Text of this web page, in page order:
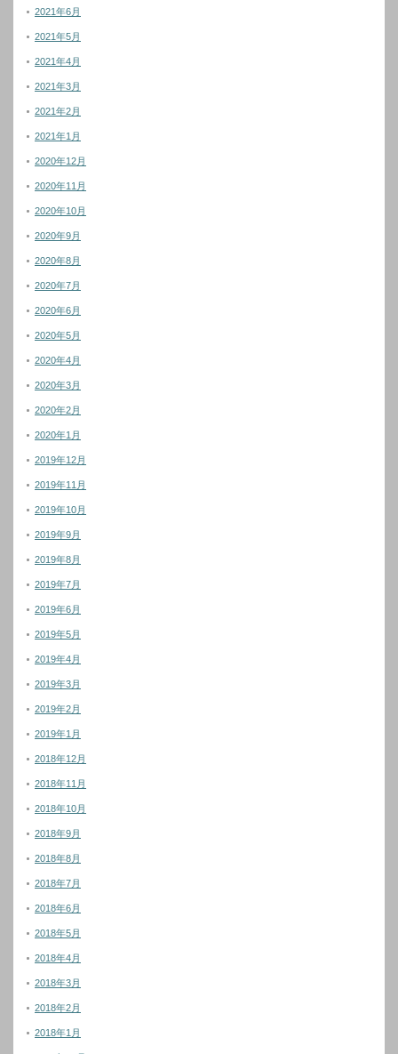
2021年6月
2021年5月
2021年4月
2021年3月
2021年2月
2021年1月
2020年12月
2020年11月
2020年10月
2020年9月
2020年8月
2020年7月
2020年6月
2020年5月
2020年4月
2020年3月
2020年2月
2020年1月
2019年12月
2019年11月
2019年10月
2019年9月
2019年8月
2019年7月
2019年6月
2019年5月
2019年4月
2019年3月
2019年2月
2019年1月
2018年12月
2018年11月
2018年10月
2018年9月
2018年8月
2018年7月
2018年6月
2018年5月
2018年4月
2018年3月
2018年2月
2018年1月